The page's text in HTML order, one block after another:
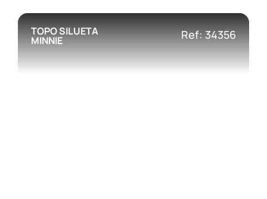
TOPO SILUETA
MINNIE Ref: 34356